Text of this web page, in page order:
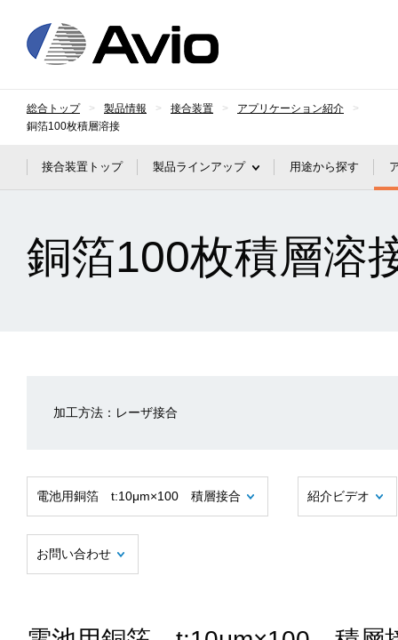
総合トップ 製品情報 接合装置
アプリケーション紹介
銅箔100枚積層溶接
接合装置トップ 製品ラインアップ 用途から探す
銅箔100枚積層溶
加工方法：レーザ接合
電池用銅箔 t:10μm×100 積層接合 紹介ビデオ
お問い合わせ